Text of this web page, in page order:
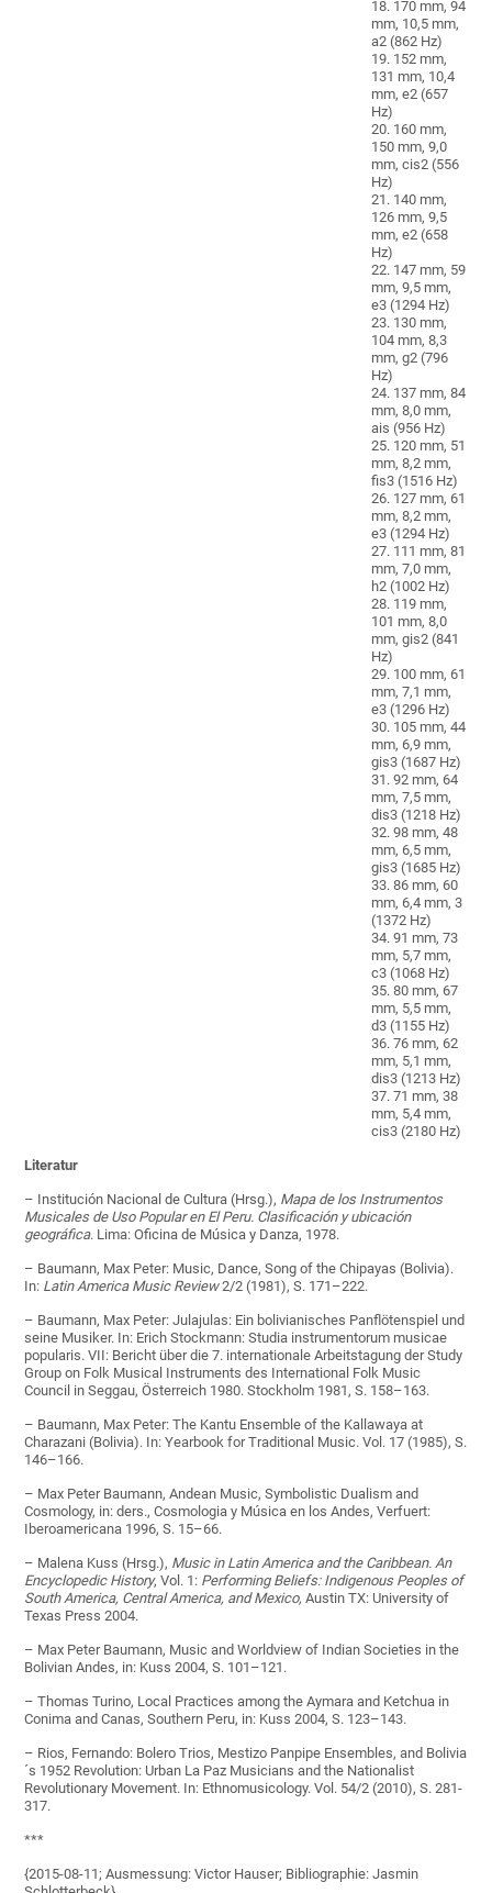
18. 170 mm, 94
mm, 10,5 mm,
a2 (862 Hz)
19. 152 mm,
131 mm, 10,4
mm, e2 (657
Hz)
20. 160 mm,
150 mm, 9,0
mm, cis2 (556
Hz)
21. 140 mm,
126 mm, 9,5
mm, e2 (658
Hz)
22. 147 mm, 59
mm, 9,5 mm,
e3 (1294 Hz)
23. 130 mm,
104 mm, 8,3
mm, g2 (796
Hz)
24. 137 mm, 84
mm, 8,0 mm,
ais (956 Hz)
25. 120 mm, 51
mm, 8,2 mm,
fis3 (1516 Hz)
26. 127 mm, 61
mm, 8,2 mm,
e3 (1294 Hz)
27. 111 mm, 81
mm, 7,0 mm,
h2 (1002 Hz)
28. 119 mm,
101 mm, 8,0
mm, gis2 (841
Hz)
29. 100 mm, 61
mm, 7,1 mm,
e3 (1296 Hz)
30. 105 mm, 44
mm, 6,9 mm,
gis3 (1687 Hz)
31. 92 mm, 64
mm, 7,5 mm,
dis3 (1218 Hz)
32. 98 mm, 48
mm, 6,5 mm,
gis3 (1685 Hz)
33. 86 mm, 60
mm, 6,4 mm, 3
(1372 Hz)
34. 91 mm, 73
mm, 5,7 mm,
c3 (1068 Hz)
35. 80 mm, 67
mm, 5,5 mm,
d3 (1155 Hz)
36. 76 mm, 62
mm, 5,1 mm,
dis3 (1213 Hz)
37. 71 mm, 38
mm, 5,4 mm,
cis3 (2180 Hz)
Literatur
– Institución Nacional de Cultura (Hrsg.), Mapa de los Instrumentos
Musicales de Uso Popular en El Peru. Clasificación y ubicación
geográfica. Lima: Oficina de Música y Danza, 1978.
– Baumann, Max Peter: Music, Dance, Song of the Chipayas (Bolivia).
In: Latin America Music Review2/2 (1981), S. 171–222.
– Baumann, Max Peter: Julajulas: Ein bolivianisches Panflötenspiel und
seine Musiker. In: Erich Stockmann: Studia instrumentorum musicae
popularis. VII: Bericht über die 7. internationale Arbeitstagung der Study
Group on Folk Musical Instruments des International Folk Music
Council in Seggau, Österreich 1980. Stockholm 1981, S. 158–163.
– Baumann, Max Peter: The Kantu Ensemble of the Kallawaya at
Charazani (Bolivia). In: Yearbook for Traditional Music. Vol. 17 (1985), S.
146–166.
– Max Peter Baumann, Andean Music, Symbolistic Dualism and
Cosmology, in: ders., Cosmologia y Música en los Andes, Verfuert:
Iberoamericana 1996, S. 15–66.
– Malena Kuss (Hrsg.), Music in Latin America and the Caribbean. An
Encyclopedic History, Vol. 1: Performing Beliefs: Indigenous Peoples of
South America, Central America, and Mexico, Austin TX: University of
Texas Press 2004.
– Max Peter Baumann, Music and Worldview of Indian Societies in the
Bolivian Andes, in: Kuss 2004, S. 101–121.
– Thomas Turino, Local Practices among the Aymara and Ketchua in
Conima and Canas, Southern Peru, in: Kuss 2004, S. 123–143.
– Rios, Fernando: Bolero Trios, Mestizo Panpipe Ensembles, and Bolivia
´s 1952 Revolution: Urban La Paz Musicians and the Nationalist
Revolutionary Movement. In: Ethnomusicology. Vol. 54/2 (2010), S. 281-
317.
***
{2015-08-11; Ausmessung: Victor Hauser; Bibliographie: Jasmin